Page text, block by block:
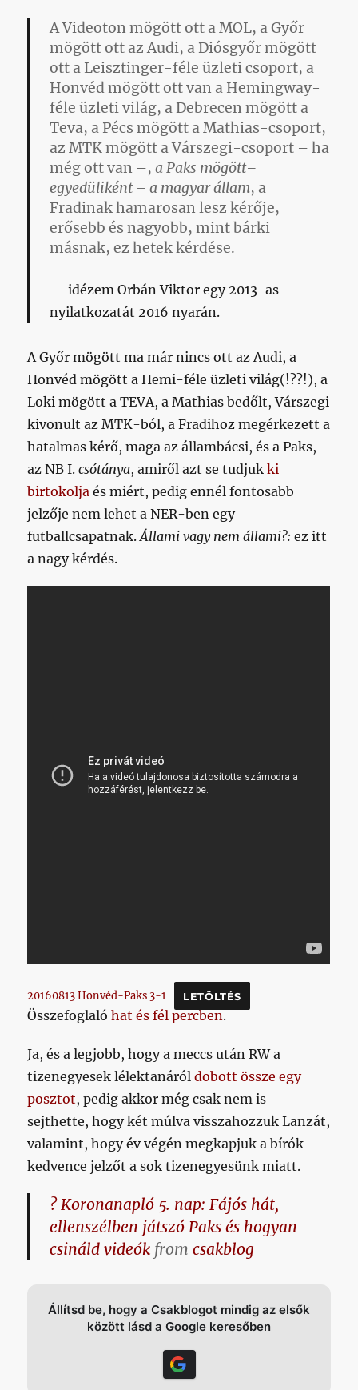
A Videoton mögött ott a MOL, a Győr
mögött ott az Audi, a Diósgyőr mögött
ott a Leisztinger-féle üzleti csoport, a
Honvéd mögött ott van a Hemingway-
féle üzleti világ, a Debrecen mögött a
Teva, a Pécs mögött a Mathias-csoport,
az MTK mögött a Várszegi-csoport – ha
még ott van –,a Paks mögött–
egyedüliként – a magyar állam, a
Fradinak hamarosan lesz kérője,
erősebb és nagyobb, mint bárki
másnak, ez hetek kérdése.
idézem Orbán Viktor egy 2013-as
nyilatkozatát 2016 nyarán.
A Győr mögött ma már nincs ott az Audi, a
Honvéd mögött a Hemi-féle üzleti világ(!??!), a
Loki mögött a TEVA, a Mathias bedőlt, Várszegi
kivonult az MTK-ból, a Fradihoz megérkezett a
hatalmas kérő, maga az állambácsi, és a Paks,
az NB I.csótánya, amiről azt se tudjukki
birtokolja és miért, pedig ennél fontosabb
jelzője nem lehet a NER-ben egy
futballcsapatnak.Állami vagy nem állami?: ez itt
a nagy kérdés.
20160813 Honvéd-Paks 3-1 LETÖLTÉS
Összefoglalóhat és fél percben.
Ja, és a legjobb, hogy a meccs után RW a
tizenegyesek lélektanáról dobott össze egy
posztot, pedig akkor még csak nem is
sejthette, hogy két múlva visszahozzuk Lanzát,
valamint, hogy év végén megkapjuk a bírók
kedvence jelzőt a sok tizenegyesünk miatt.
? Koronanapló 5. nap: Fájós hát,
ellenszélben játszó Paks és hogyan
csináld videók fromcsakblog
Állítsd be, hogy a Csakblogot mindig az elsők
között lásd a Google keresőben